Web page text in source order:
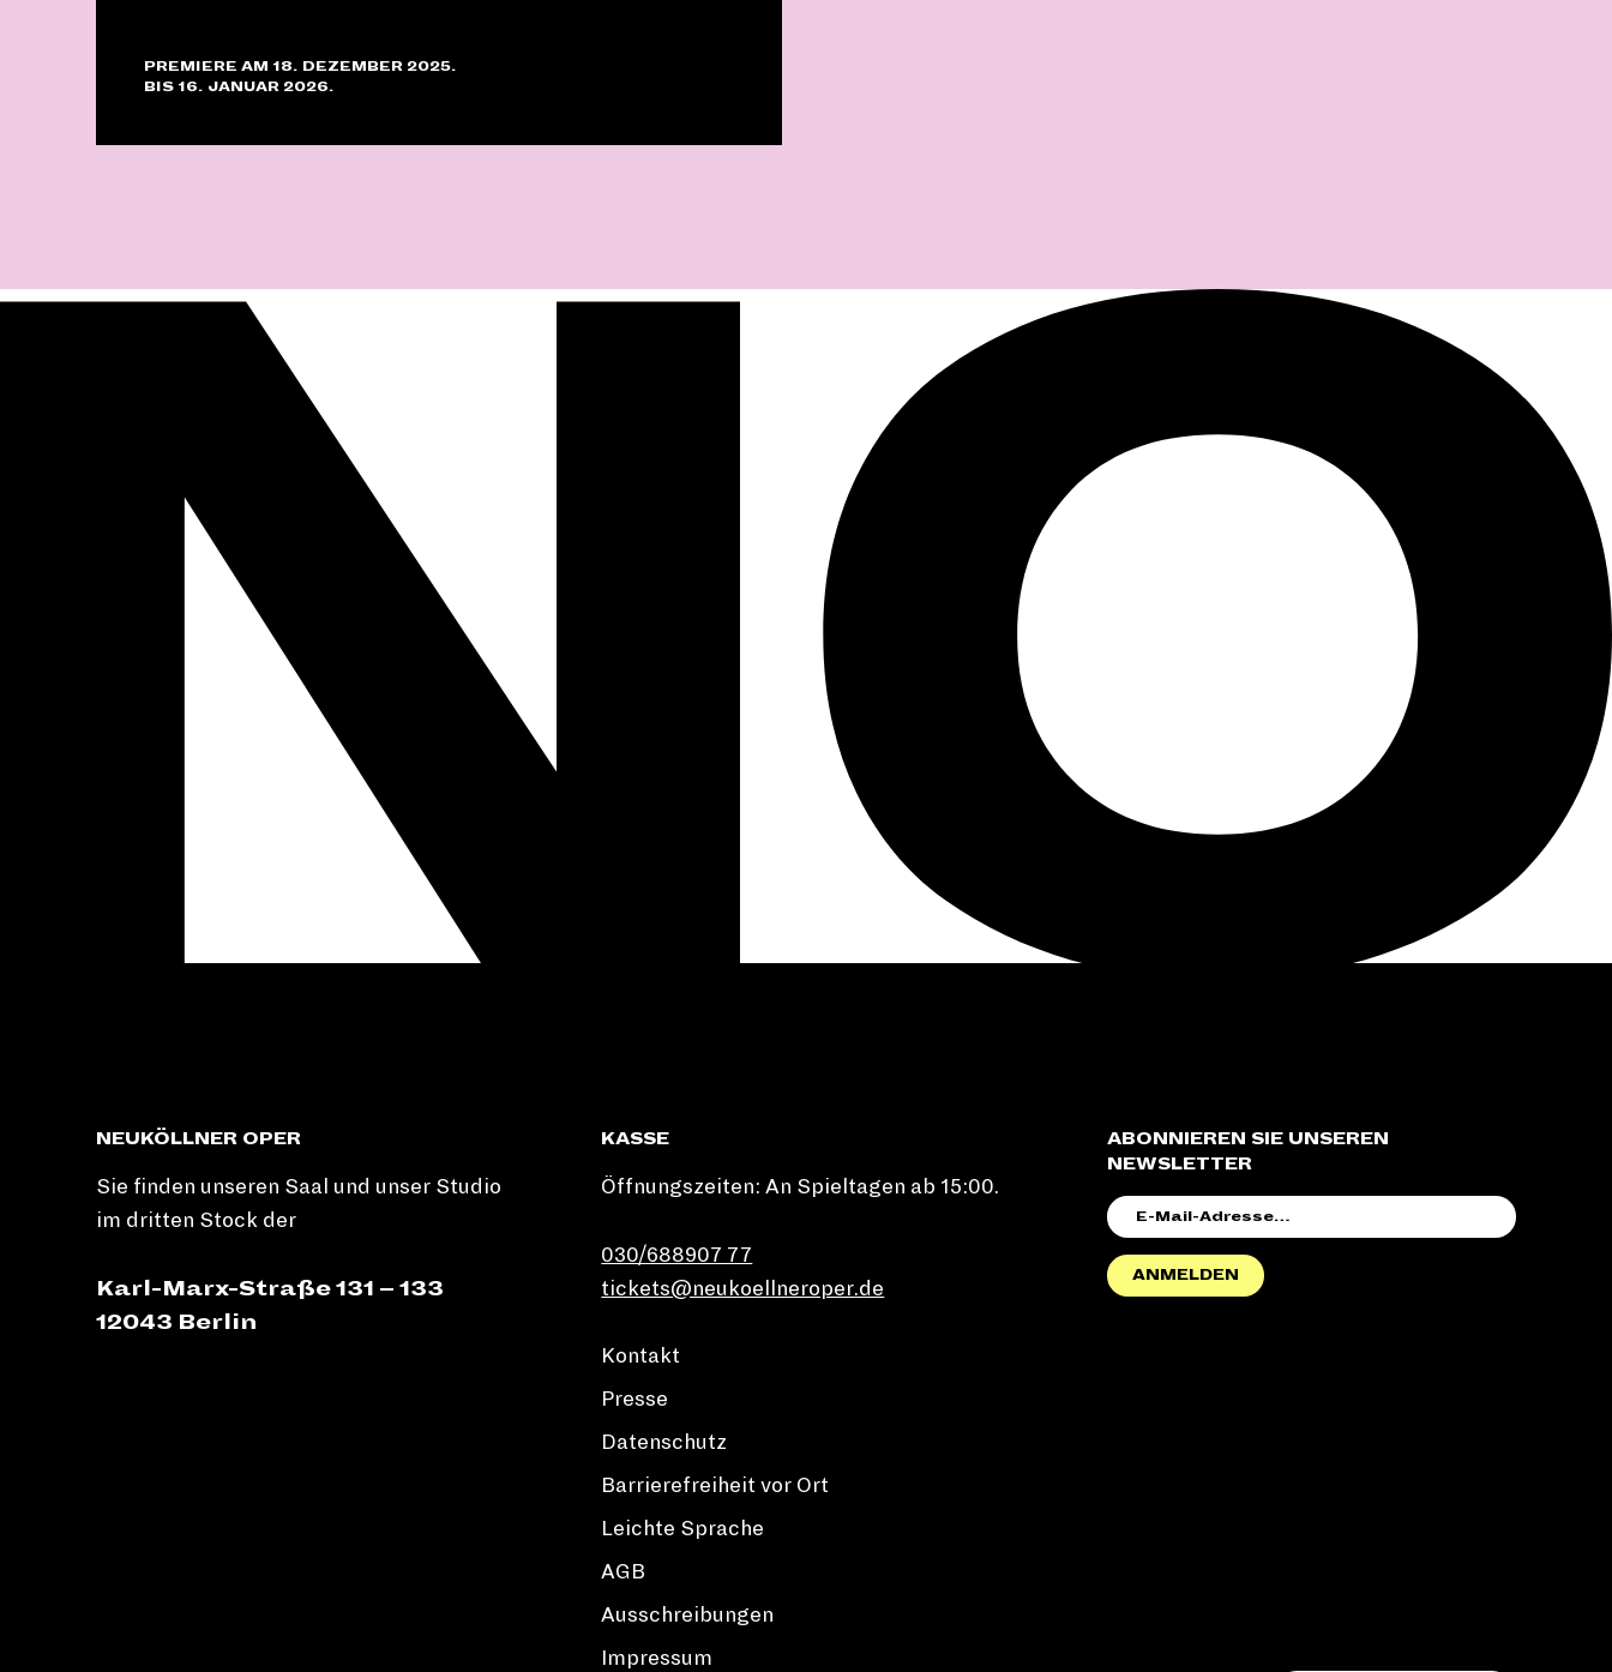
PREMIERE AM 18. DEZEMBER 2025.
BIS 16. JANUAR 2026.
NEUKÖLLNER OPER
Sie finden unseren Saal und unser Studio
im dritten Stock der
Karl-Marx-Straße 131 – 133
12043 Berlin
KASSE
Öffnungszeiten: An Spieltagen ab 15:00.
030/688907 77
tickets@neukoellneroper.de
ABONNIEREN SIE UNSEREN
NEWSLETTER
MAIL-
ANMELDEN
Kontakt
Presse
Datenschutz
Barrierefreiheit vor Ort
Leichte Sprache
AGB
Ausschreibungen
Impressum